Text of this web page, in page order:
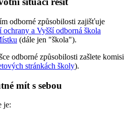
odborné způsobilosti zajišťuje
a Vyšší odborná škola
(dále jen "škola").
odborné způsobilosti zašlete komisi
stránkách školy).
mít s sebou
je: